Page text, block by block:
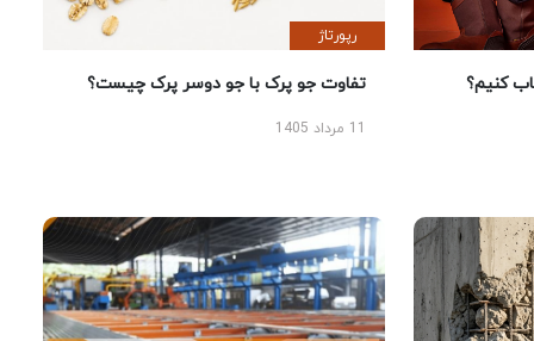
کنیم؟
رپورتاژ
تفاوت جو پرک با جو دوسر پرک چیست؟